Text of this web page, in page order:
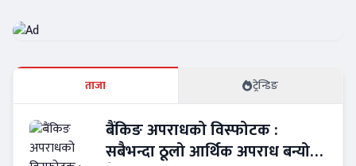
ताजा ट्रेन्डिङ
बैंकिङ अपराधको विस्फोटक :
सबैभन्दा ठूलो आर्थिक अपराध बन्यो